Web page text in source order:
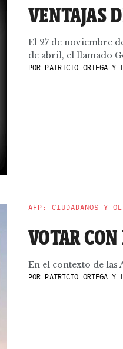
VENTAJAS
El 27 de noviembre
de abril, el llamado
POR PATRICIO ORTEGA Y
AFP: CIUDADANOS Y
VOTAR
En el contexto de las
POR PATRICIO ORTEGA Y